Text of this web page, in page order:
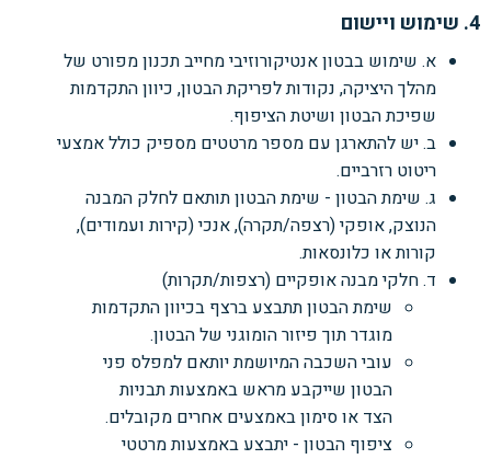
4. שימוש ויישום
א. שימוש בבטון אנטיקורוזיבי מחייב תכנון מפורט של
מהלך היציקה, נקודות לפריקת הבטון, כיוון התקדמות
שפיכת הבטון ושיטת הציפוף.
ב. יש להתארגן עם מספר מרטטים מספיק כולל אמצעי
ריטוט רזרביים.
ג. שימת הבטון - שימת הבטון תותאם לחלק המבנה
הנוצק, אופקי (רצפה/תקרה), אנכי (קירות ועמודים),
קורות או כלונסאות.
ד. חלקי מבנה אופקיים (רצפות/תקרות)
שימת הבטון תתבצע ברצף בכיוון התקדמות
מוגדר תוך פיזור הומוגני של הבטון.
עובי השכבה המיושמת יותאם למפלס פני
הבטון שייקבע מראש באמצעות תבניות
הצד או סימון באמצעים אחרים מקובלים.
ציפוף הבטון - יתבצע באמצעות מרטטי